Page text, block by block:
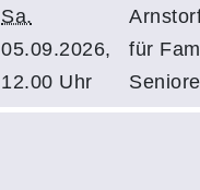
Sa.
05.09.2026,
12.00 Uhr
für